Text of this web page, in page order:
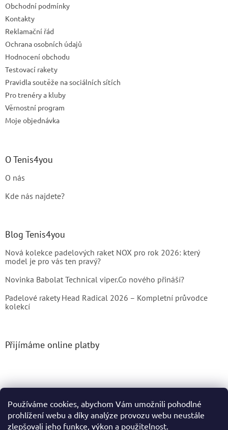
Používáme cookies, abychom Vám umožnili pohodlné
prohlížení webu a díky analýze provozu webu neustále
zlepšovali jeho funkce, výkon a použitelnost.
Obchodní podmínky
Kontakty
Reklamační řád
Ochrana osobních údajů
Hodnocení obchodu
Testovací rakety
Pravidla soutěže na sociálních sítích
Pro trenéry a kluby
Věrnostní program
Moje objednávka
O Tenis4you
O nás
Kde nás najdete?
Blog Tenis4you
Nová kolekce padelových raket NOX pro rok 2026: který
model je pro vás ten pravý?
Novinka Babolat Technical viper.Co nového přináší?
Padelové rakety Head Radical 2026 – Kompletní průvodce
kolekcí
Přijímáme online platby
Vytvořil Shoptet